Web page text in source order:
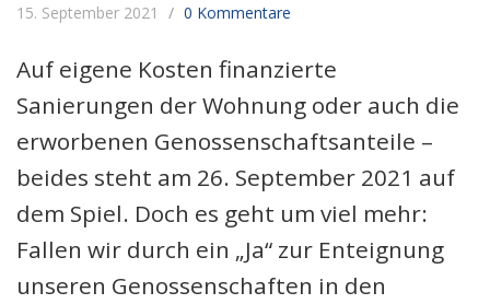
15. September 2021 0 Kommentare
Auf eigene Kosten finanzierte
Sanierungen der Wohnung oder auch die
erworbenen Genossenschaftsanteile –
beides steht am 26. September 2021 auf
dem Spiel. Doch es geht um viel mehr:
Fallen wir durch ein „Ja“ zur Enteignung
unseren Genossenschaften in den